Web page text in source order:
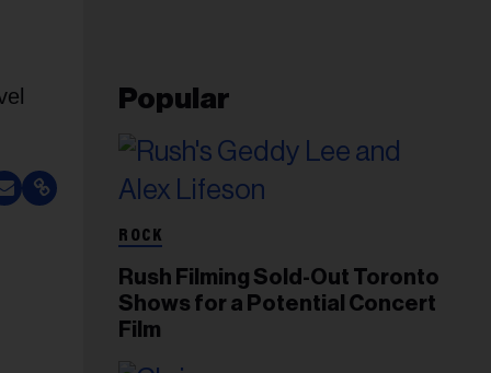
Popular
ROCK
Rush Filming Sold-Out Toronto
Shows for a Potential Concert
Film